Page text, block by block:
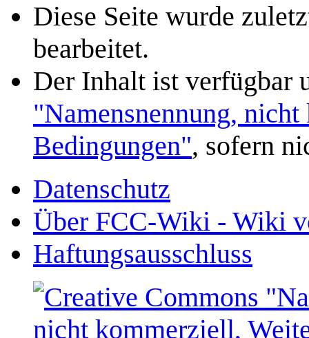
Diese Seite wurde
bearbeitet.
Der Inhalt ist verfügbar
"Namensnennung,
Bedingungen", sofern
Datenschutz
Über FCC-Wiki - Wiki
Haftungsausschluss